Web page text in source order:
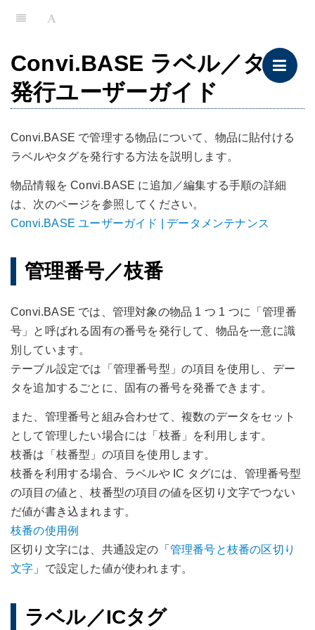
Convi.BASE ラベル／タグ
発行ユーザーガイド
Convi.BASE で管理する物品について、物品に貼付ける
ラベルやタグを発行する方法を説明します。
物品情報を Convi.BASE に追加／編集する手順の詳細
は、次のページを参照してください。
Convi.BASE ユーザーガイド | データメンテナンス
管理番号／枝番
Convi.BASE では、管理対象の物品 1 つ 1 つに「管理番
号」と呼ばれる固有の番号を発行して、物品を一意に識
別しています。
テーブル設定では「管理番号型」の項目を使用し、デー
タを追加するごとに、固有の番号を発番できます。
また、管理番号と組み合わせて、複数のデータをセット
として管理したい場合には「枝番」を利用します。
枝番は「枝番型」の項目を使用します。
枝番を利用する場合、ラベルや IC タグには、管理番号型
の項目の値と、枝番型の項目の値を区切り文字でつない
だ値が書き込まれます。
枝番の使用例
区切り文字には、共通設定の「 管理番号と枝番の区切り
文字 」で設定した値が使われます。
ラベル／ICタグ